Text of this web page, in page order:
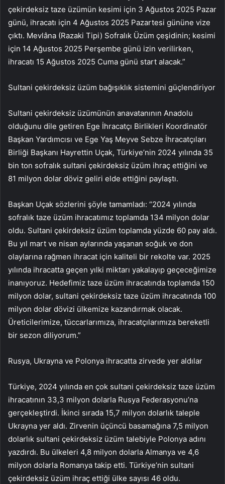
çekirdeksiz taze üzümün kesimi için 3 Ağustos 2025 Pazar
günü, ihracatı için 4 Ağustos 2025 Pazartesi gününe vize
çıktı. Mevlâna (Razaki Tipi) Sofralık Üzüm çeşidinin; kesimi
için 14 Ağustos 2025 Perşembe günü izin verilirken,
ihracatı 15 Ağustos 2025 Cuma günü start alacak.”
Sultani çekirdeksiz üzüm bağışıklık sistemini güçlendiriyor
Sultani çekirdeksiz üzümünün anavatanının Anadolu
olduğunu dile getiren Ege İhracatçı Birlikleri Koordinatör
Başkan Yardımcısı ve Ege Yaş Meyve Sebze İhracatçıları
Birliği Başkanı Hayrettin Uçak, Türkiye’nin 2024 yılında 35
bin ton sofralık sultani çekirdeksiz üzüm ihraç ettiğini ve
81 milyon dolar döviz geliri elde ettiğini paylaştı.
Başkan Uçak sözlerini şöyle tamamladı: “2024 yılında
sofralık taze üzüm ihracatımız toplamda 134 milyon dolar
oldu. Sultani çekirdeksiz üzüm toplamda yüzde 60 pay aldı.
Bu yıl mart ve nisan aylarında yaşanan soğuk ve don
olaylarına rağmen ihracat için kaliteli bir rekolte var. 2025
yılında ihracatta geçen yılki miktarı yakalayıp geçeceğimize
inanıyoruz. Hedefimiz taze üzüm ihracatında toplamda 150
milyon dolar, sultani çekirdeksiz taze üzüm ihracatında 100
milyon dolar dövizi ülkemize kazandırmak olacak.
Üreticilerimize, tüccarlarımıza, ihracatçılarımıza bereketli
bir sezon diliyorum.”
Rusya, Ukrayna ve Polonya ihracatta zirvede yer aldılar
Türkiye, 2024 yılında en çok sultani çekirdeksiz taze üzüm
ihracatının 33,3 milyon dolarla Rusya Federasyonu’na
gerçekleştirdi. İkinci sırada 15,7 milyon dolarlık taleple
Ukrayna yer aldı. Zirvenin üçüncü basamağına 7,5 milyon
dolarlık sultani çekirdeksiz üzüm talebiyle Polonya adını
yazdırdı. Bu ülkeleri 4,8 milyon dolarla Almanya ve 4,6
milyon dolarla Romanya takip etti. Türkiye’nin sultani
çekirdeksiz üzüm ihraç ettiği ülke sayısı 46 oldu.